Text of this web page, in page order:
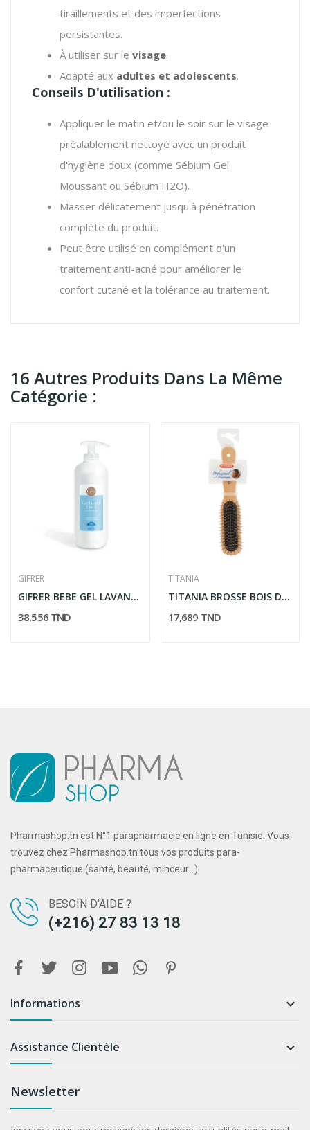
tiraillements et des imperfections
persistantes.
À utiliser sur le visage.
Adapté aux adultes et adolescents.
Conseils D'utilisation :
Appliquer le matin et/ou le soir sur le visage
préalablement nettoyé avec un produit
d'hygiène doux (comme Sébium Gel
Moussant ou Sébium H2O).
Masser délicatement jusqu'à pénétration
complète du produit.
Peut être utilisé en complément d'un
traitement anti-acné pour améliorer le
confort cutané et la tolérance au traitement.
16 Autres Produits Dans La Même
Catégorie :
GIFRER
GIFRER BEBE GEL LAVANT CHEVEUX ET CORPS 500ML
38,556 TND
TITANIA
TITANIA BROSSE BOIS DE MASSAGE REC 7 RANGÉES 2826
17,689 TND
Pharmashop.tn est N°1 parapharmacie en ligne en Tunisie. Vous
trouvez chez Pharmashop.tn tous vos produits para-
pharmaceutique (santé, beauté, minceur...)
BESOIN D'AIDE ?
(+216) 27 83 13 18
Informations 
Assistance Clientèle 
Newsletter